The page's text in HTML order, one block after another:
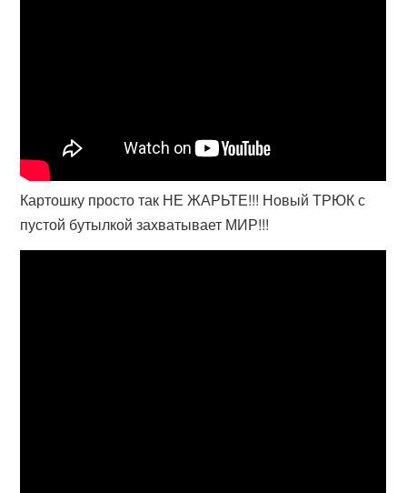
Картошку просто так НЕ ЖАРЬТЕ!!! Новый ТРЮК с
пустой бутылкой захватывает МИР!!!